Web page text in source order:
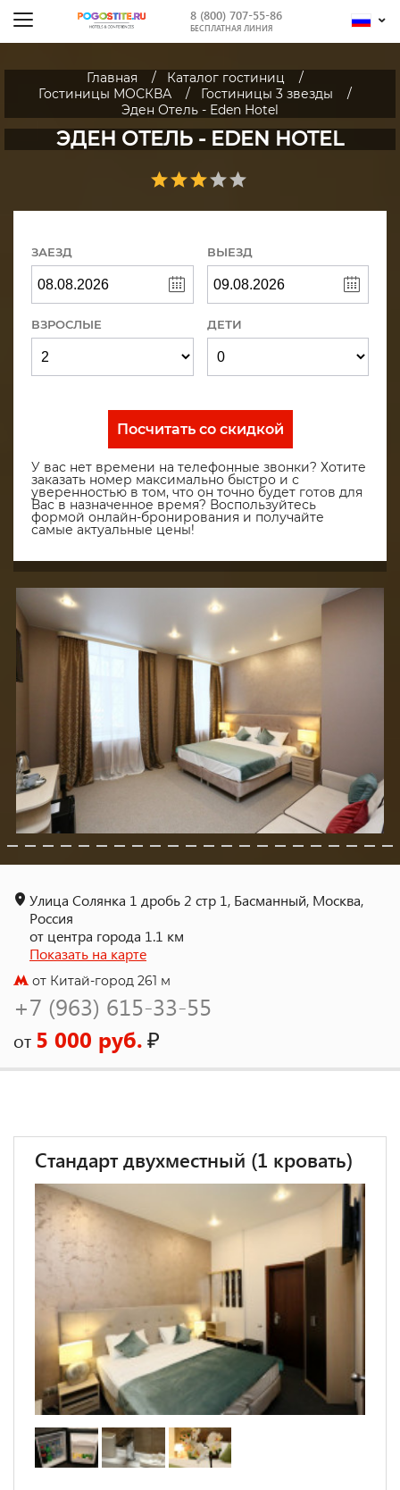
8 (800) 707-55-86
БЕСПЛАТНАЯ ЛИНИЯ
Главная
Каталог гостиниц
Гостиницы МОСКВА
Гостиницы 3 звезды
Эден Отель - Eden Hotel
ЭДЕН ОТЕЛЬ - EDEN HOTEL
ЗАЕЗД ВЫЕЗД
ВЗРОСЛЫЕ ДЕТИ
Посчитать со скидкой
У вас нет времени на телефонные звонки? Хотите
заказать номер максимально быстро и с
уверенностью в том, что он точно будет готов для
Вас в назначенное время? Воспользуйтесь
формой онлайн-бронирования и получайте
самые актуальные цены!
Улица Солянка 1 дробь 2 стр 1, Басманный, Москва,
Россия
от центра города 1.1 км
Показать на карте
от Китай-город 261 м
+7 (963) 615-33-55
от 5 000 руб.₽
Стандарт двухместный (1 кровать)